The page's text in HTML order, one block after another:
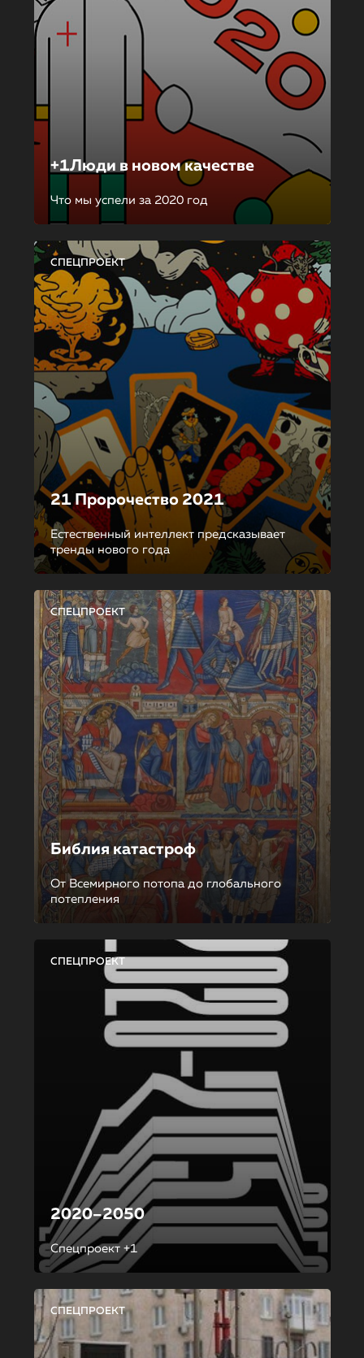
+1Люди в новом качестве
Что мы успели за 2020 год
СПЕЦПРОЕКТ
21 Пророчество 2021
Естественный интеллект предсказывает
тренды нового года
СПЕЦПРОЕКТ
Библия катастроф
От Всемирного потопа до глобального
потепления
СПЕЦПРОЕКТ
2020–2050
Спецпроект +1
СПЕЦПРОЕКТ